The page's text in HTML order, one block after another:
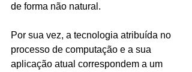
de forma não natural.
Por sua vez, a tecnologia atribuída no
processo de computação e a sua
aplicação atual correspondem a um